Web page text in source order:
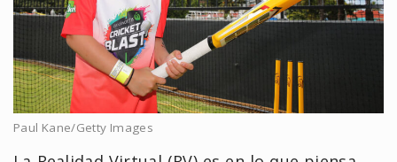
Paul Kane/Getty Images